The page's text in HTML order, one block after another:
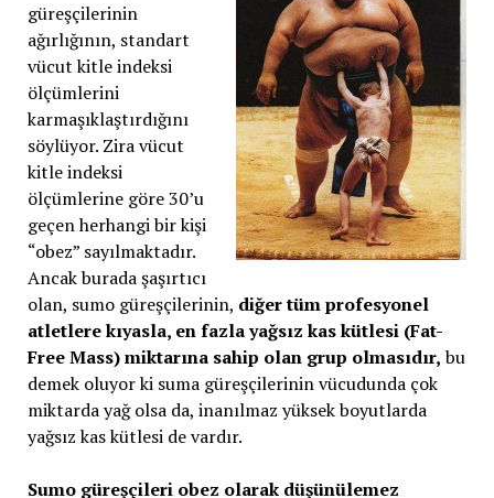
güreşçilerinin
ağırlığının, standart
vücut kitle indeksi
ölçümlerini
karmaşıklaştırdığını
söylüyor. Zira vücut
kitle indeksi
ölçümlerine göre 30’u
geçen herhangi bir kişi
“obez” sayılmaktadır.
Ancak burada şaşırtıcı
olan, sumo güreşçilerinin, diğer tüm profesyonel
atletlere kıyasla, en fazla yağsız kas kütlesi (Fat-
Free Mass) miktarına sahip olan grup olmasıdır,bu
demek oluyor ki suma güreşçilerinin vücudunda çok
miktarda yağ olsa da, inanılmaz yüksek boyutlarda
yağsız kas kütlesi de vardır.
Sumo güreşçileri obez olarak düşünülemez